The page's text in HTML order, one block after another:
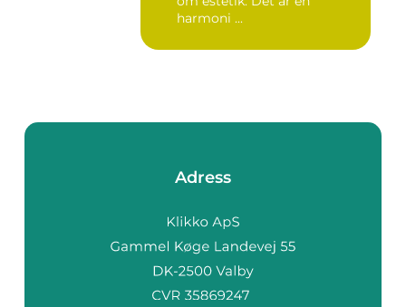
harmoni ...
Adress